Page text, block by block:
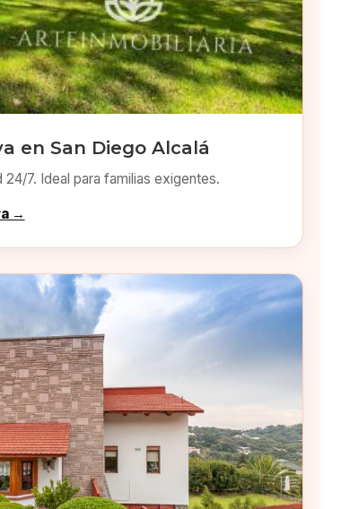
en San Diego Alcalá
7. Ideal para familias exigentes.
→